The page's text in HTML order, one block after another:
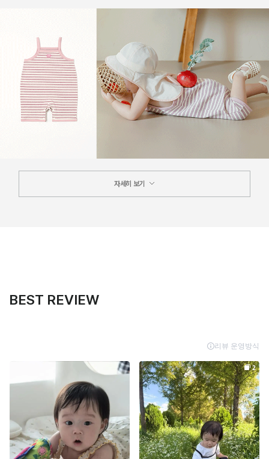
자세히 보기
BEST REVIEW